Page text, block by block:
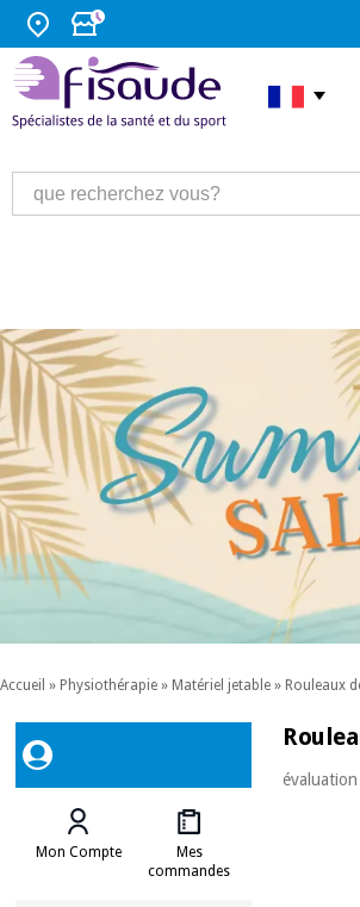
Accueil » Physiothérapie » Matériel jetable » Rouleaux
Mon Compte
Mes
commandes